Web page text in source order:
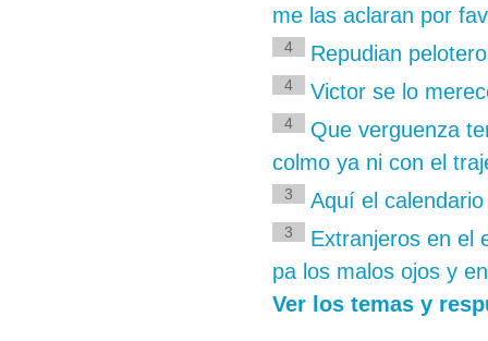
me las aclaran por
4 Repudian
4 Victor se lo
4
Que verguenza
colmo ya ni con el
3 Aquí el
3
Extranjeros en el
pa los malos ojos y
Ver los temas y